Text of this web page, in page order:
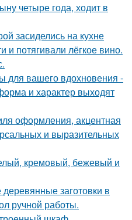
четыре года, ходит в
засиделись на кухне
и потягивали лёгкое вино.
для вашего вдохновения -
и характер выходят
оформления, акцентная
и выразительных
кремовый, бежевый и
заготовки в
ручной работы.